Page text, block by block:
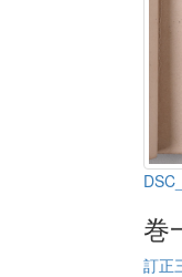
巻
訂正